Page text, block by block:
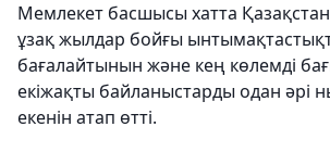
Мемлекет басшысы хатта
ұзақ жылдар бойғы
бағалайтынын және кең көлемді
екіжақты байланыстарды одан әрі
екенін атап өтті.